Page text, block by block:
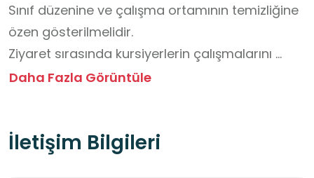
Sınıf düzenine ve çalışma ortamının temizliğine
özen gösterilmelidir.
Ziyaret sırasında kursiyerlerin çalışmalarını
aksatacak davranışlardan kaçınılmalıdır.
Daha Fazla Görüntüle
İletişim Bilgileri